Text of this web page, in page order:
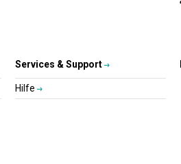
Services & Support
Hilfe